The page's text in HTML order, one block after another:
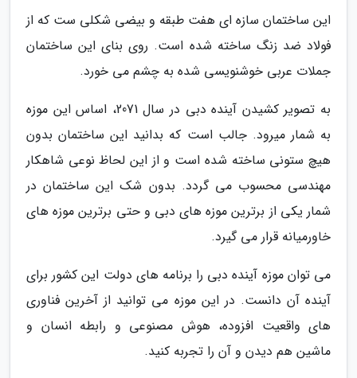
این ساختمان سازه ای هفت طبقه و بیضی شکلی ست که از
فولاد ضد زنگ ساخته شده است. روی بنای این ساختمان
جملات عربی خوشنویسی شده به چشم می خورد.
به تصویر کشیدن آینده دبی در سال 2071، اساس این موزه
به شمار میرود. جالب است که بدانید این ساختمان بدون
هیچ ستونی ساخته شده است و از این لحاظ نوعی شاهکار
مهندسی محسوب می گردد. بدون شک این ساختمان در
شمار یکی از برترین موزه های دبی و حتی برترین موزه های
خاورمیانه قرار می گیرد.
می توان موزه آینده دبی را برنامه های دولت این کشور برای
آینده آن دانست. در این موزه می توانید از آخرین فناوری
های واقعیت افزوده، هوش مصنوعی و رابطه انسان و
ماشین هم دیدن و آن را تجربه کنید.